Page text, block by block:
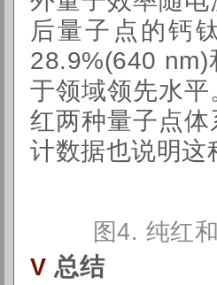
后量子点的钙
28.9%(640
于领域领先水
红两种量子点
计数据也说明这
图4. 纯红
V 总结